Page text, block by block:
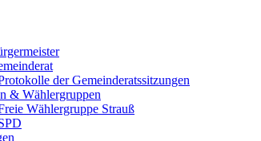
der Gemeinderatssitzungen
& Wählergruppen
Wählergruppe Strauß